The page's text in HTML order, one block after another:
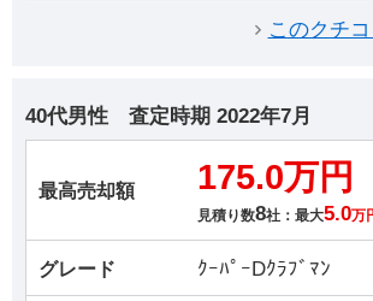
このクチ
40代男性 査定時期 2022年7月
最高売却額 175.0万円
見積り数8社：最大5.0万
グレード ｸｰﾊﾟｰDｸﾗﾌﾞﾏﾝ